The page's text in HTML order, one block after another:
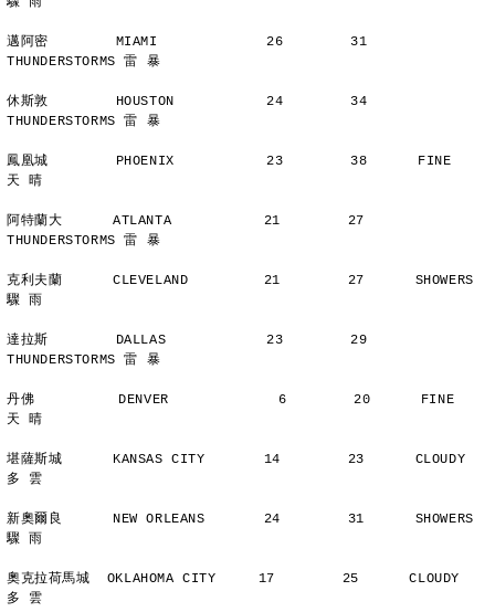
邁阿密        MIAMI             26        31
THUNDERSTORMS 雷 暴
休斯敦        HOUSTON           24        34
THUNDERSTORMS 雷 暴
鳳凰城        PHOENIX           23        38      FINE
天 晴
阿特蘭大      ATLANTA           21        27
THUNDERSTORMS 雷 暴
克利夫蘭      CLEVELAND         21        27      SHOWERS
驟 雨
達拉斯        DALLAS            23        29
THUNDERSTORMS 雷 暴
丹佛          DENVER             6        20      FINE
天 晴
堪薩斯城      KANSAS CITY       14        23      CLOUDY
多 雲
新奧爾良      NEW ORLEANS       24        31      SHOWERS
驟 雨
奧克拉荷馬城  OKLAHOMA CITY     17        25      CLOUDY
多 雲